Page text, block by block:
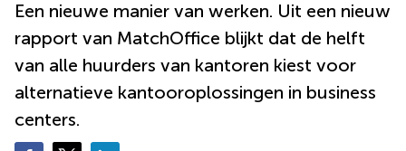
Tilburg
Zwolle
Amsterdam
Westpoort
Business
center
Hilversum
center
Den
Haag
Een nieuwe manier van werken. Uit een nieuw
rapport van MatchOffice blijkt dat de helft
van alle huurders van kantoren kiest voor
alternatieve kantooroplossingen in business
centers.